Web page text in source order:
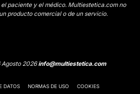
paciente y el médico. Multiestetica.com no
producto comercial o de un servicio.
Agosto 2026info@multiestetica.com
DATOS NORMAS DE USO COOKIES